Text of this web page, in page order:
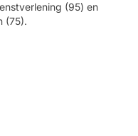
(95) en
(75).